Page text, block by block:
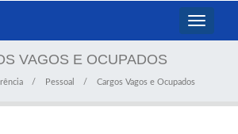
Toggle
VAGOS E OCUPADOS
Pessoal Cargos Vagos e Ocupados